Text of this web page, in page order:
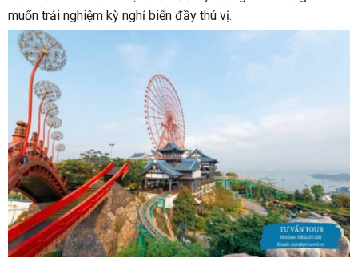
muốn trải nghiệm kỳ nghỉ biển đầy thú vị.